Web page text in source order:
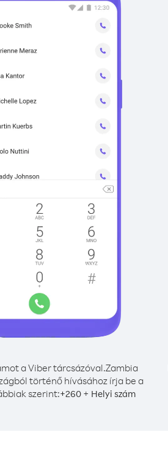
a Viber tárcsázóval.Zambia
történő hívásához írja be a
szerint:+260 + Helyi szám